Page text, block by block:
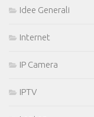
Idee Generali
Internet
IP Camera
IPTV